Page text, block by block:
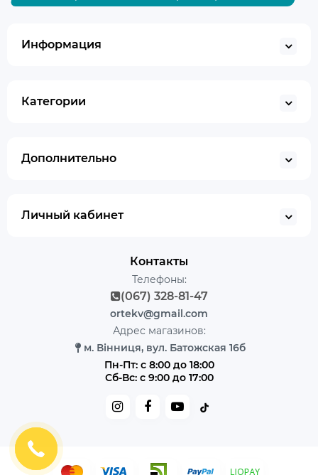
Информация
Категории
Дополнительно
Личный кабинет
Контакты
Телефоны:
(067) 328-81-47
ortekv@gmail.com
Адрес магазинов:
м. Вінниця, вул. Батожская 16б
Пн-Пт: с 8:00 до 18:00
Сб-Вс: с 9:00 до 17:00